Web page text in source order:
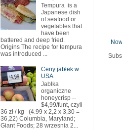
Tempura is a
Japanese dish
of seafood or
vegetables that
have been
battered and deep fried.
Origins The recipe for tempura
was introduced ...
Ceny jabłek w
USA
Jabłka
organiczne
honeycrisp --
$4,99/funt, czyli
36 zł / kg (4.99 x 2,2 x 3,30 =
36,22) Columbia, Maryland;
Giant Foods; 28 wrzesnia 2...